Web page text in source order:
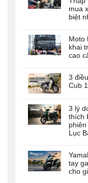
mua
biệt
Moto
khai
cao
3
Cub
3 lý
thích
Lục
tay
cho